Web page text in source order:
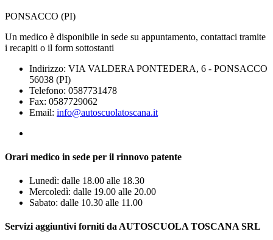
PONSACCO (PI)
Un medico è disponibile in sede su appuntamento, contattaci tramite
i recapiti o il form sottostanti
Indirizzo: VIA VALDERA PONTEDERA, 6 - PONSACCO
56038 (PI)
Telefono: 0587731478
Fax: 0587729062
Email: info@autoscuolatoscana.it
Orari medico in sede per il rinnovo patente
Lunedì: dalle 18.00 alle 18.30
Mercoledì: dalle 19.00 alle 20.00
Sabato: dalle 10.30 alle 11.00
Servizi aggiuntivi forniti da AUTOSCUOLA TOSCANA SRL